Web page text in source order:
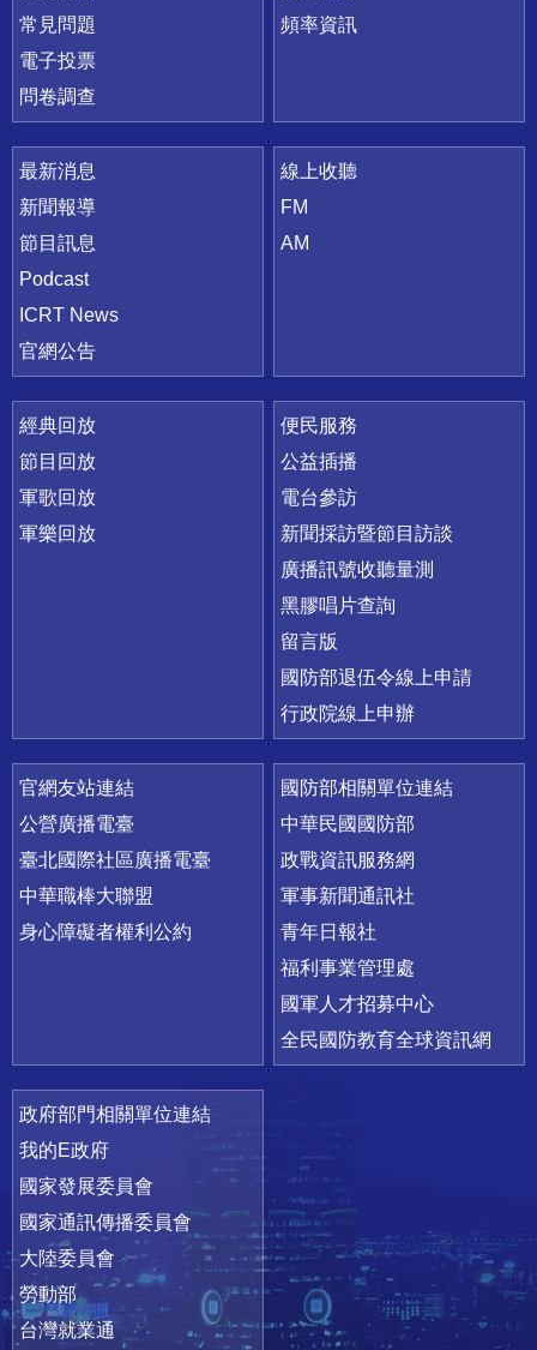
常見問題
電子投票
問卷調查
頻率資訊
最新消息
新聞報導
節目訊息
Podcast
ICRT News
官網公告
線上收聽
FM
AM
經典回放
節目回放
軍歌回放
軍樂回放
便民服務
公益插播
電台參訪
新聞採訪暨節目訪談
廣播訊號收聽量測
黑膠唱片查詢
留言版
國防部退伍令線上申請
行政院線上申辦
官網友站連結
公營廣播電臺
臺北國際社區廣播電臺
中華職棒大聯盟
身心障礙者權利公約
國防部相關單位連結
中華民國國防部
政戰資訊服務網
軍事新聞通訊社
青年日報社
福利事業管理處
國軍人才招募中心
全民國防教育全球資訊網
政府部門相關單位連結
我的E政府
國家發展委員會
國家通訊傳播委員會
大陸委員會
勞動部
台灣就業通